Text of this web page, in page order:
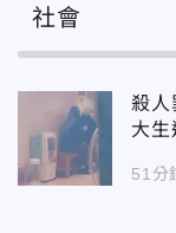
社會
殺
大生
51分